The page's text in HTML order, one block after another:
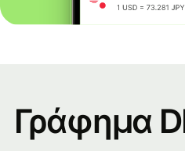
Γράφημα